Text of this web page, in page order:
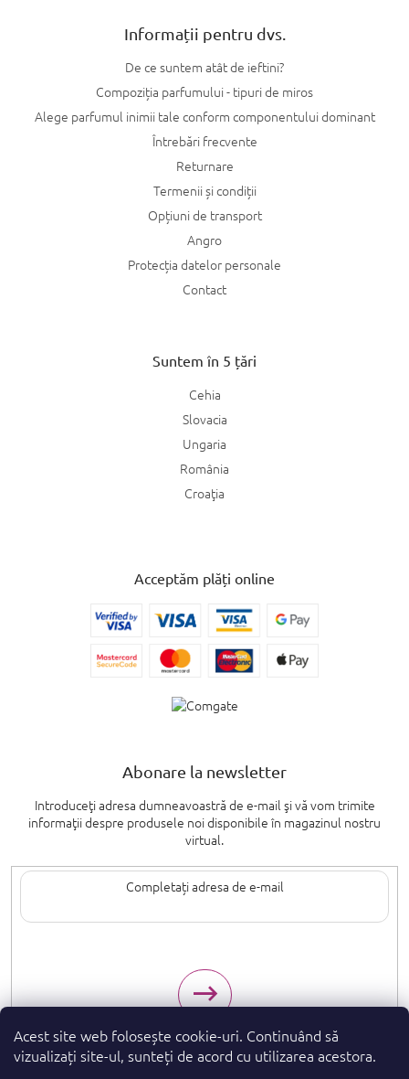
Acest site web folosește cookie-uri. Continuând să
vizualizați site-ul, sunteți de acord cu utilizarea acestora.
Informații pentru dvs.
De ce suntem atât de ieftini?
Compoziția parfumului - tipuri de miros
Alege parfumul inimii tale conform componentului dominant
Întrebări frecvente
Returnare
Termenii și condiții
Opțiuni de transport
Angro
Protecția datelor personale
Contact
Suntem în 5 țări
Cehia
Slovacia
Ungaria
România
Croaţia
Acceptăm plăți online
Abonare la newsletter
Introduceţi adresa dumneavoastră de e-mail şi vă vom trimite
informaţii despre produsele noi disponibile în magazinul nostru
virtual.